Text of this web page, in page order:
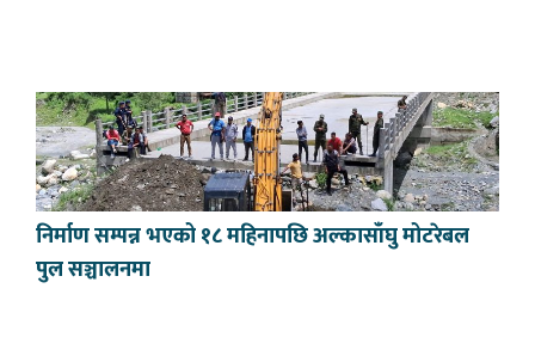
निर्माण सम्पन्न भएको १८ महिनापछि अल्कासाँघु मोटरेबल
पुल सञ्चालनमा